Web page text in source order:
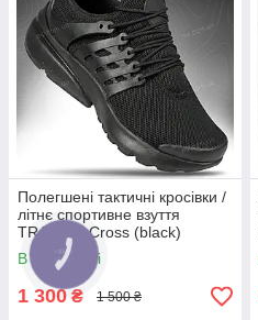
Полегшені тактичні кросівки /
літнє спортивне взуття
TRAINER Cross (black)
В наявності
1 300 ₴ 1 500 ₴